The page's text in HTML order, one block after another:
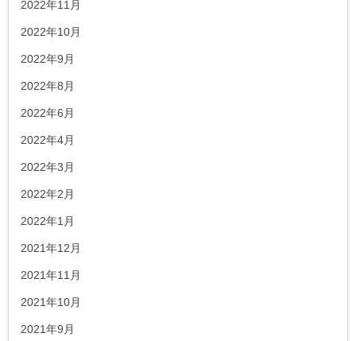
2022年11月
2022年10月
2022年9月
2022年8月
2022年6月
2022年4月
2022年3月
2022年2月
2022年1月
2021年12月
2021年11月
2021年10月
2021年9月